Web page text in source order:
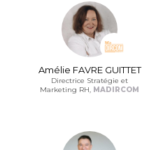
Amélie FAVRE GUITTET
Directrice Stratégie et
Marketing RH, MADIRCOM